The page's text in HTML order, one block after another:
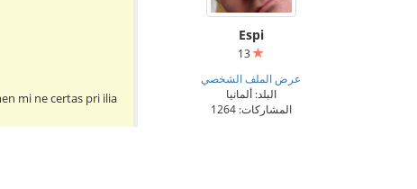
Espi
عرض الملف الشخصي
البلد: ألمانيا
المشاركات: 1264
mi ne certas pri ilia